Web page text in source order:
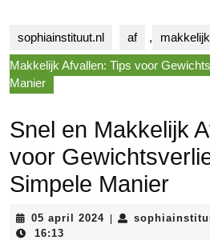
sophiainstituut.nl af ,
Makkelijk Afvallen: Tips voor
Manier
Snel en Makkelijk
voor
Simpele Manier
05 april 202405
16:13